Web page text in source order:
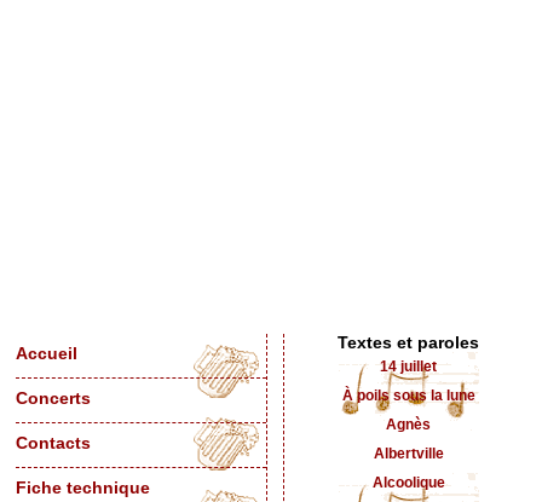
Accueil
Concerts
Contacts
Fiche technique
Textes et paroles
14 juillet
À poils sous la lune
Agnès
Albertville
Alcoolique